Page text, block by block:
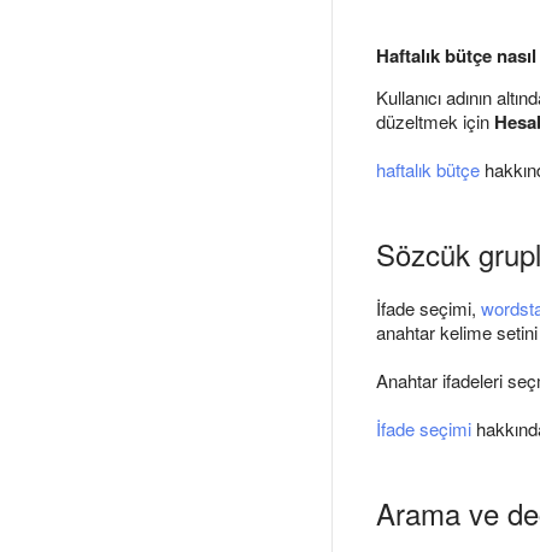
Haftalık bütçe
Kullanıcı adının
düzeltmek için
haftalık bütçe
Sözcük
İfade seçimi,
anahtar kelime
Anahtar ifadeleri
İfade seçimi
Arama ve